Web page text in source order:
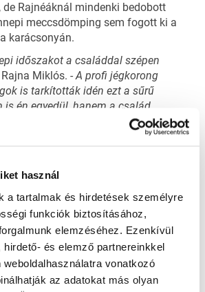
használ
a tartalmak és hirdetések személyre
funkciók biztosításához,
elemzéséhez. Ezenkívül
és elemző partnereinkkel
vonatkozó
az adatokat más olyan
Rajnéáknál mindenki bedobott
meccsdömping sem fogott ki a
karácsonyán.
időszakot a családdal szépen
Miklós. -A profi jégkorong
is tarkították idén ezt a sűrű
is én egyedül, hanem a család
és menedzselni ezt az ünnepi
24–25-én otthon voltunk, maradt
akár ajándékról, akár
szó. Úgyhogy igazából túl
szuperül lehozta ezt, mindenki
saját vállát.”